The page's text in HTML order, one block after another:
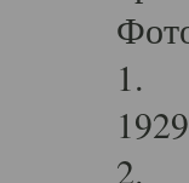
1.
2.